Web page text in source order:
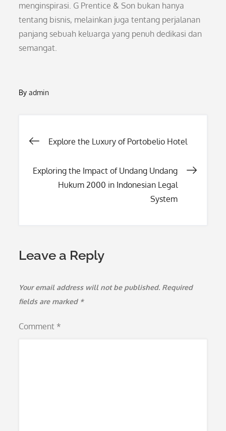
menginspirasi. G Prentice & Son bukan hanya
tentang bisnis, melainkan juga tentang perjalanan
panjang sebuah keluarga yang penuh dedikasi dan
semangat.
Byadmin
Post
navigation
Explore the Luxury of Portobelio Hotel
Exploring the Impact of Undang Undang
Hukum 2000 in Indonesian Legal
System
Leave a Reply
Your email address will not be published. Required
fields are marked *
Comment *